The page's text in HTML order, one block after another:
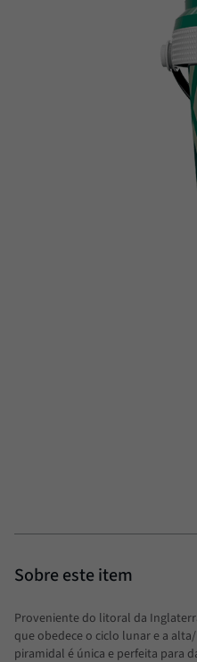
Proveniente do litoral da
que obedece o ciclo lunar e a
piramidal é única e perfeita para